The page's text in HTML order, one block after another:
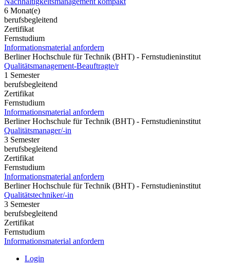
6 Monat(e)
berufsbegleitend
Zertifikat
Fernstudium
Informationsmaterial anfordern
Berliner Hochschule für Technik (BHT) - Fernstudieninstitut
Qualitätsmanagement-Beauftragte/r
1 Semester
berufsbegleitend
Zertifikat
Fernstudium
Informationsmaterial anfordern
Berliner Hochschule für Technik (BHT) - Fernstudieninstitut
Qualitätsmanager/-in
3 Semester
berufsbegleitend
Zertifikat
Fernstudium
Informationsmaterial anfordern
Berliner Hochschule für Technik (BHT) - Fernstudieninstitut
Qualitätstechniker/-in
3 Semester
berufsbegleitend
Zertifikat
Fernstudium
Informationsmaterial anfordern
Login